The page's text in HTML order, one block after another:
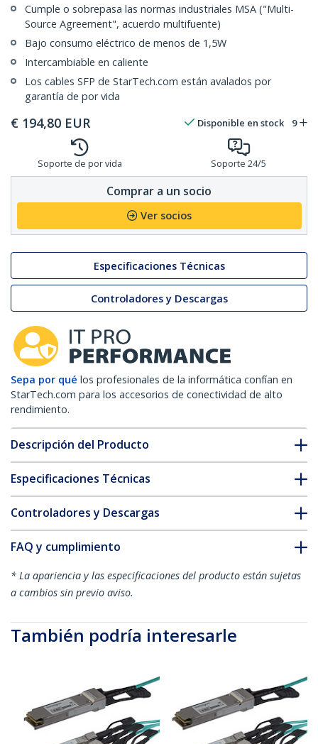
Cumple o sobrepasa las normas industriales MSA ("Multi-
Source Agreement", acuerdo multifuente)
Bajo consumo eléctrico de menos de 1,5W
Intercambiable en caliente
Los cables SFP de StarTech.com están avalados por
garantía de por vida
€ 194,80 EUR Disponible en stock 9
Soporte de por vida Soporte 24/5
Comprar a un socio
Ver socios
Especificaciones Técnicas
Controladores y Descargas
Sepa por qué los profesionales de la informática confían en
StarTech.com para los accesorios de conectividad de alto
rendimiento.
Descripción del Producto
Especificaciones Técnicas
Controladores y Descargas
FAQ y cumplimiento
* La apariencia y las especificaciones del producto están sujetas
a cambios sin previo aviso.
También podría interesarle